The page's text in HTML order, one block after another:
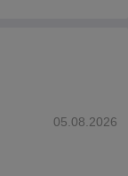
05.08.2026